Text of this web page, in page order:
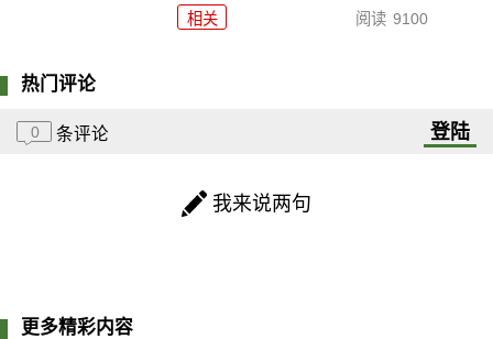
相关 阅读 9100
热门评论
0 条评论 登陆
我来说两句
更多精彩内容